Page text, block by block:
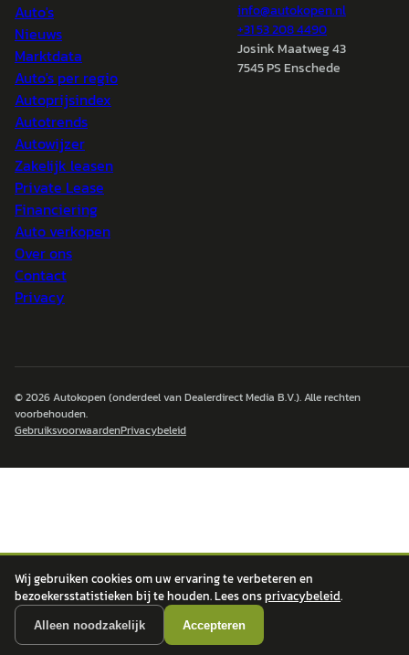
Wij gebruiken cookies om uw ervaring te verbeteren en
bezoekersstatistieken bij te houden. Lees onsprivacybeleid.
Alleen noodzakelijk Accepteren
Auto's
Nieuws
Marktdata
Auto's per regio
Autoprijsindex
Autotrends
Autowijzer
Zakelijk leasen
Private Lease
Financiering
Auto verkopen
Over ons
Contact
Privacy
info@autokopen.nl
+31 53 208 4490
Josink Maatweg 43
7545 PS Enschede
© 2026Autokopen(onderdeel van Dealerdirect Media B.V.). Alle rechten
voorbehouden.
GebruiksvoorwaardenPrivacybeleid